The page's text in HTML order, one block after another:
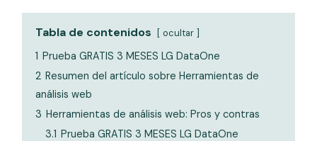
Tabla de contenidos ocultar
1 Prueba GRATIS 3 MESES LG DataOne
2 Resumen del artículo sobre Herramientas de
análisis web
3 Herramientas de análisis web: Pros y contras
3.1 Prueba GRATIS 3 MESES LG DataOne